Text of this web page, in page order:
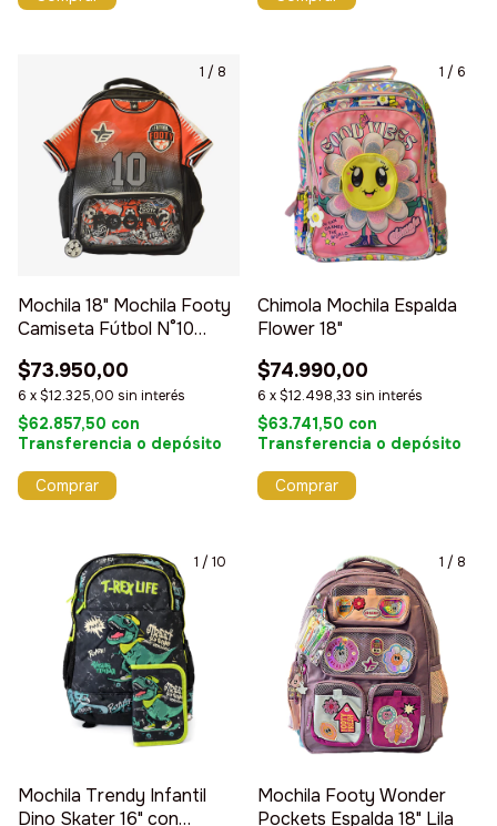
1 / 8
Mochila 18" Mochila Footy
Camiseta Fútbol N°10
$73.950,00
6 x$12.325,00 sin interés
$62.857,50 con
Transferencia o depósito
1 / 6
Chimola Mochila Espalda
Flower 18"
$74.990,00
6 x$12.498,33 sin interés
$63.741,50 con
Transferencia o depósito
Comprar
1 / 10
Mochila Trendy Infantil
Dino Skater 16" con
1 / 8
Mochila Footy Wonder
Pockets Espalda 18" Lila